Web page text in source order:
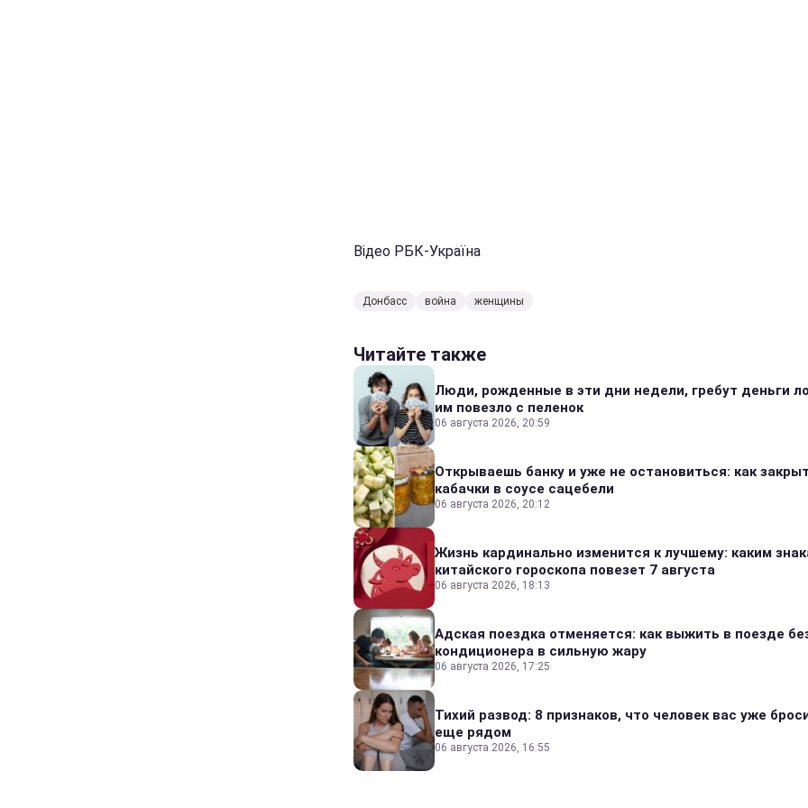
Відео РБК-Україна
Донбасс война женщины
Читайте также
Люди, рожденные в эти дни недели, гребут деньги
им повезло с пеленок
06 августа 2026, 20:59
Открываешь банку и уже не остановиться: как
кабачки в соусе сацебели
06 августа 2026, 20:12
Жизнь кардинально изменится к лучшему: каким
китайского гороскопа повезет 7 августа
06 августа 2026, 18:13
Адская поездка отменяется: как выжить в поезде
кондиционера в сильную жару
06 августа 2026, 17:25
Тихий развод: 8 признаков, что человек вас уже
еще рядом
06 августа 2026, 16:55